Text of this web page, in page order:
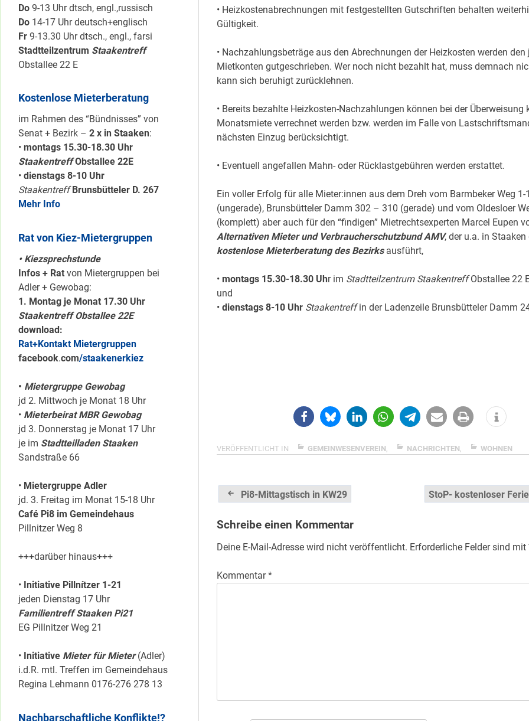
• Heizkostenabrechnungen mit festgestellten Gutschriften behalten
Gültigkeit.
• Nachzahlungsbeträge aus den Abrechnungen der Heizkosten werden den
Mietkonten gutgeschrieben. Wer noch nicht bezahlt hat, muss demnach
kann sich beruhigt zurücklehnen.
• Bereits bezahlte Heizkosten-Nachzahlungen können bei der Überweisung
Monatsmiete verrechnet werden bzw. werden im Falle von
nächsten Einzug berücksichtigt.
• Eventuell angefallen Mahn- oder Rücklastgebühren werden erstattet.
Ein voller Erfolg für alle Mieter:innen aus dem Dreh vom Barmbeker Weg 1-
(ungerade), Brunsbütteler Damm 302 – 310 (gerade) und vom Oldesloer
(komplett) aber auch für den “findigen” Mietrechtsexperten Marcel Eupen
Alternativen Mieter und Verbraucherschutzbund AMV, der u.a. in Staaken
kostenlose Mieterberatung des Bezirksausführt,
• montags 15.30-18.30 Uhr im Stadtteilzentrum StaakentreffObstallee 22
und
• dienstags 8-10 Uhr Staakentreffin der Ladenzeile Brunsbütteler Damm
VERÖFFENTLICHT IN GEMEINWESENVEREIN NACHRICHTEN WOHNEN
Beitragsnavigation
Pi8-Mittagstisch in KW29 StoP- kostenloser
Schreibe einen Kommentar
Deine E-Mail-Adresse wird nicht veröffentlicht. Erforderliche Felder sind mit
Kommentar*
Do 9-13 Uhr dtsch, engl.,russisch
Do 14-17 Uhr deutsch+englisch
Fr 9-13.30 Uhr dtsch., engl., farsi
Stadtteilzentrum Staakentreff
Obstallee 22 E
Kostenlose Mieterberatung
im Rahmen des “Bündnisses” von
Senat + Bezirk – 2 x in Staaken:
• montags 15.30-18.30 Uhr
Staakentreff Obstallee 22E
• dienstags 8-10 Uhr
Staakentreff Brunsbütteler D. 267
Mehr Info
Rat von Kiez-Mietergruppen
• Kiezsprechstunde
Infos + Rat von Mietergruppen bei
Adler + Gewobag:
1. Montag je Monat 17.30 Uhr
Staakentreff Obstallee 22E
download:
Rat+Kontakt Mietergruppen
facebook.com/staakenerkiez
• Mietergruppe Gewobag
jd 2. Mittwoch je Monat 18 Uhr
• Mieterbeirat MBR Gewobag
jd 3. Donnerstag je Monat 17 Uhr
je im Stadtteilladen Staaken
Sandstraße 66
• Mietergruppe Adler
jd. 3. Freitag im Monat 15-18 Uhr
Café Pi8 im Gemeindehaus
Pillnitzer Weg 8
+++darüber hinaus+++
• Initiative Pillnítzer 1-21
jeden Dienstag 17 Uhr
Familientreff Staaken Pi21
EG Pillnitzer Weg 21
• Initiative Mieter für Mieter(Adler)
i.d.R. mtl. Treffen im Gemeindehaus
Regina Lehmann 0176-276 278 13
Nachbarschaftliche Konflikte!?